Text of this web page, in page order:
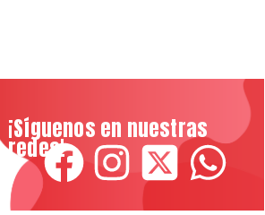
¡Síguenos en nuestras
redes!